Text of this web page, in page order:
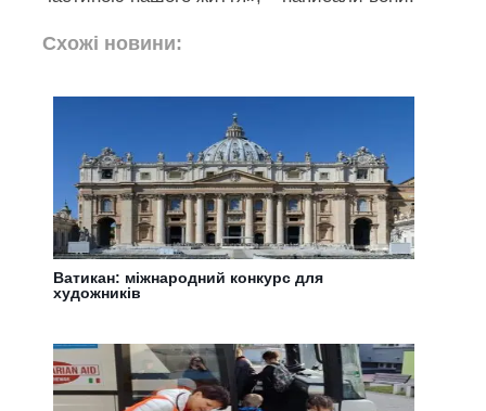
Схожі новини:
Ватикан: міжнародний конкурс для
художників